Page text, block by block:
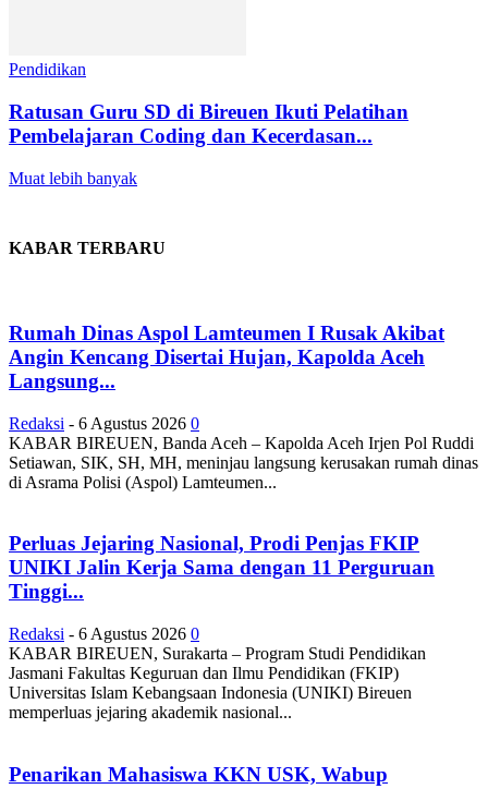
Pendidikan
Ratusan Guru SD di Bireuen Ikuti Pelatihan
Pembelajaran Coding dan Kecerdasan...
Muat lebih banyak
KABAR TERBARU
Rumah Dinas Aspol Lamteumen I Rusak Akibat
Angin Kencang Disertai Hujan, Kapolda Aceh
Langsung...
Redaksi - 6 Agustus 2026 0
KABAR BIREUEN, Banda Aceh – Kapolda Aceh Irjen Pol Ruddi
Setiawan, SIK, SH, MH, meninjau langsung kerusakan rumah dinas
di Asrama Polisi (Aspol) Lamteumen...
Perluas Jejaring Nasional, Prodi Penjas FKIP
UNIKI Jalin Kerja Sama dengan 11 Perguruan
Tinggi...
Redaksi - 6 Agustus 2026 0
KABAR BIREUEN, Surakarta – Program Studi Pendidikan
Jasmani Fakultas Keguruan dan Ilmu Pendidikan (FKIP)
Universitas Islam Kebangsaan Indonesia (UNIKI) Bireuen
memperluas jejaring akademik nasional...
Penarikan Mahasiswa KKN USK, Wabup